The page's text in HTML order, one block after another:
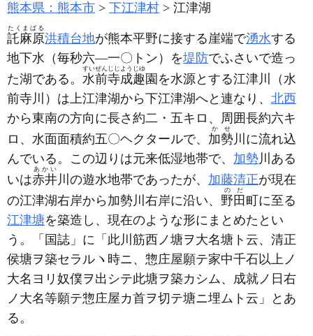
熊本県：熊本市 下江津村 江津湖
託麻原
たくまばる
洪積台地が熊本平野に接する崖端で湧水する
地下水 （毎秒六―一〇トン） を堤防でふさいで造っ
た湖である。 水前寺成趣
すいぜんじじようじゆ
園を水源とする江津川
（水
前寺川） は上江津湖から下江津湖へと連なり、 北西
から東南の方向に長さ約二・五キロ、周囲長約六キ
ロ、水面面積約五〇ヘクタールで、 加勢
かせ
川に流れ込
んでいる。この辺りは元来低湿地帯で、 加勢 川ある
いは赤井
あかい
川の遊水地帯であったが、 加藤清正が現在
の江津湖右岸から加勢川右岸に沿い、 野田
のだ
町に至る
江津塘を築造し、現在のような形にまとめたとい
う。「国誌」に「此川筋西ノ塘ヲ大名塘ト云、清正
侯塘ヲ築セラルヽ時ニ、惣庄屋願テ家中千石以上ノ
大名ヨリ奴僕ヲ出シテ此塘ヲ築カシム、成就ノ日右
ノ大名等願テ惣庄屋カ首ヲ切テ塘ニ埋ムト云」とあ
る。